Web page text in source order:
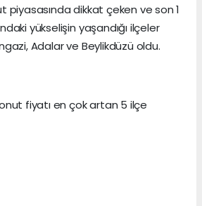
piyasasında dikkat çeken ve son 1
yükselişin yaşandığı ilçeler
Adalar ve Beylikdüzü oldu.
fiyatı en çok artan 5 ilçe